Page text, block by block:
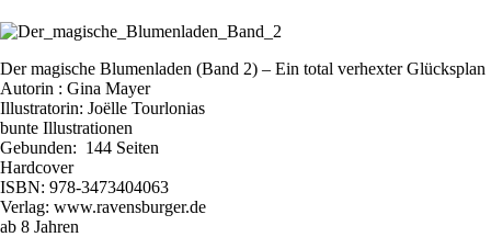
Der magische Blumenladen (Band 2) – Ein total verhexter Glücksplan
Autorin : Gina Mayer
Illustratorin: Joëlle Tourlonias
bunte Illustrationen
Gebunden: 144 Seiten
Hardcover
ISBN: 978-3473404063
Verlag: www.ravensburger.de
ab 8 Jahren